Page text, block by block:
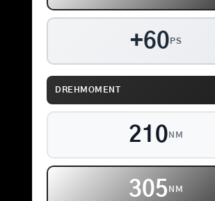
+60 PS
DREHMOMENT
210 NM
305 NM